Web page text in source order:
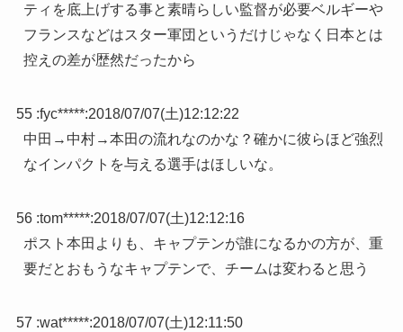
ティを底上げする事と素晴らしい監督が必要ベルギーや
フランスなどはスター軍団というだけじゃなく日本とは
控えの差が歴然だったから
55 :fyc*****:2018/07/07(土)12:12:22
中田→中村→本田の流れなのかな？確かに彼らほど強烈
なインパクトを与える選手はほしいな。
56 :tom*****:2018/07/07(土)12:12:16
ポスト本田よりも、キャプテンが誰になるかの方が、重
要だとおもうなキャプテンで、チームは変わると思う
57 :wat*****:2018/07/07(土)12:11:50